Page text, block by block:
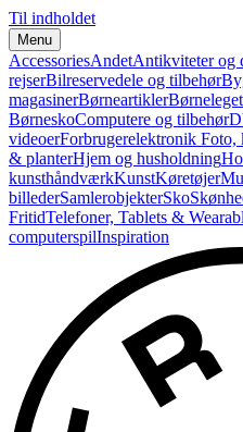
Til indholdet
Menu
AccessoriesAndetAntikviteter og
rejserBilreservedele og tilbehør
magasinerBørneartikler
BørneskoComputere og tilbehør
videoerForbrugerelektronik Foto,
& planterHjem og husholdning
kunsthåndværkKunstKøretøjer
billederSamlerobjekterSko
FritidTelefoner, Tablets &
computerspilInspiration